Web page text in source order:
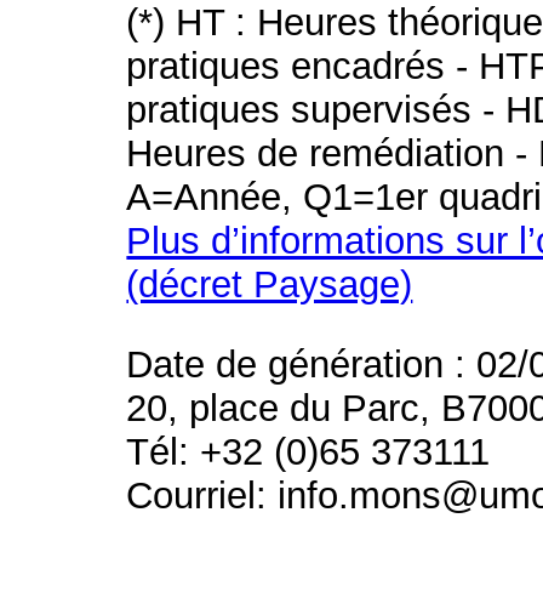
(*) HT : Heures
pratiques encadrés -
pratiques supervisés -
Heures de remédiation
A=Année, Q1=1er
Plus d’informations sur
(décret Paysage)
Date de génération : 02/
20, place du Parc,
Tél: +32 (0)65 373111
Courriel: